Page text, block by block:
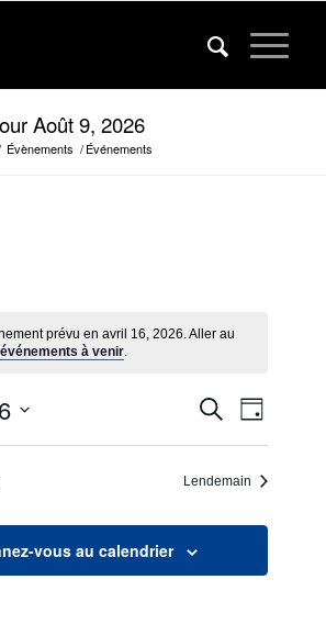
Août 9, 2026
Évènements / Événements
prévu en avril 16, 2026. Aller au
à venir.
et
Recherche
Vues
Jour
Lendemain
vous au calendrier